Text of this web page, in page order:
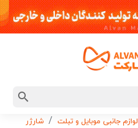
لوازم جانبی موبایل و تبلت شارژر